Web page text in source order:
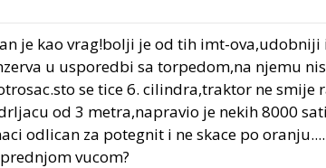
je kao vrag!bolji je od tih imt-ova,udobniji
u usporedbi sa torpedom,na njemu
se tice 6. cilindra,traktor ne smije
od 3 metra,napravio je nekih 8000
odlican za potegnit i ne skace po
vucom?